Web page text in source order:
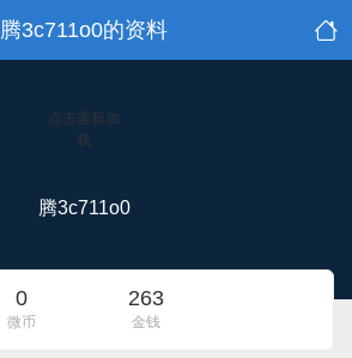
腾3c711o0的资料
点击重新加
载
腾3c711o0
0
微币
263
金钱